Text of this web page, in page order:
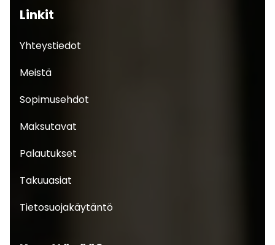
Linkit
Yhteystiedot
Meistä
Sopimusehdot
Maksutavat
Palautukset
Takuuasiat
Tietosuojakäytäntö